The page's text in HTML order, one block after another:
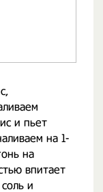
и пьет
на 1-
на
впитает
и